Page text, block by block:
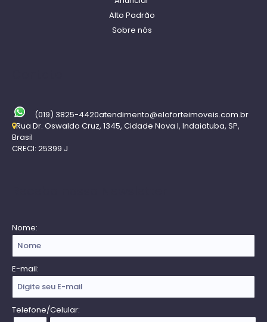
Alto Padrão
Sobre nós
(019) 3825-4420atendimento@eloforteimoveis.com.br
Rua Dr. Oswaldo Cruz, 1345, Cidade Nova I, Indaiatuba, SP,
Brasil
CRECI: 25399 J
Nome:
E-mail:
Telefone/Celular: